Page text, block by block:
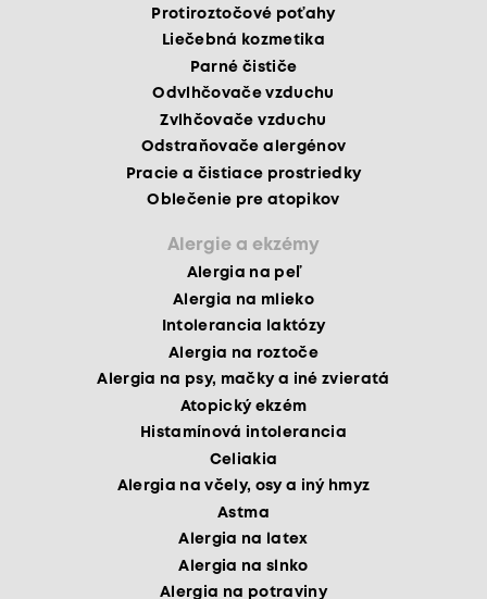
Protiroztočové poťahy
Liečebná kozmetika
Parné čističe
Odvlhčovače vzduchu
Zvlhčovače vzduchu
Odstraňovače alergénov
Pracie a čistiace prostriedky
Oblečenie pre atopikov
Alergie a ekzémy
Alergia na peľ
Alergia na mlieko
Intolerancia laktózy
Alergia na roztoče
Alergia na psy, mačky a iné zvieratá
Atopický ekzém
Histamínová intolerancia
Celiakia
Alergia na včely, osy a iný hmyz
Astma
Alergia na latex
Alergia na slnko
Alergia na potraviny